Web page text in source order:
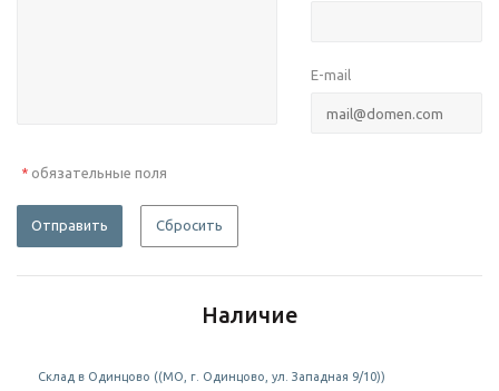
E-mail
* обязательные поля
Отправить Сбросить
Наличие
Склад в Одинцово ((МО, г. Одинцово, ул. Западная 9/10))